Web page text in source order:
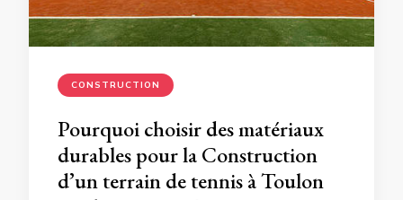
CONSTRUCTION
Pourquoi choisir des matériaux
durables pour la Construction
d’un terrain de tennis à Toulon